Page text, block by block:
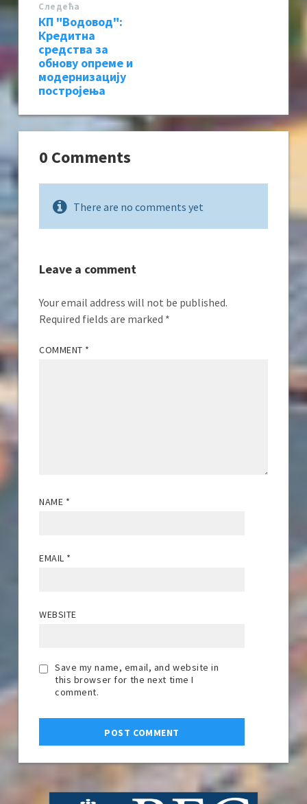
Следећa
КП "Водовод":
Кредитна
средства за
обнову опреме и
модернизацију
постројења
0 Comments
There are no comments yet
Leave a comment
Your email address will not be published.
Required fields are marked *
COMMENT *
NAME *
EMAIL *
WEBSITE
Save my name, email, and website in
this browser for the next time I
comment.